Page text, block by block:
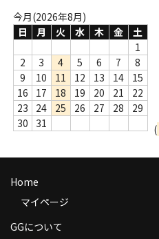
Webのみ no.2
Webのみ no.3
Webのみ no.4
売り切れ
商品の発送
お支払い方法
今月(2026年8月)
日
月 火 水 木 金
土
1
2
3 4 5 6 7
8
9
10 11 12 13 14
15
16
17 18 19 20 21
22
23
24 25 26 27 28
29
30
31
(
Home
マイページ
GGについて